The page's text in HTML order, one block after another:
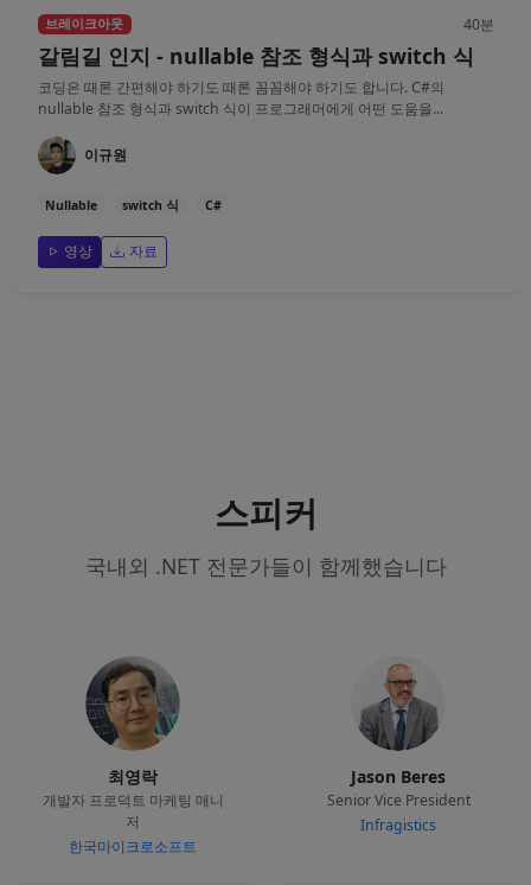
브레이크아웃 40분
갈림길 인지 - nullable 참조 형식과 switch 식
코딩은 때론 간편해야 하기도 때론 꼼꼼해야 하기도 합니다. C#의
nullable 참조 형식과 switch 식이 프로그래머에게 어떤 도움을...
이규원
Nullable switch 식 C#
영상 자료
스피커
국내외 .NET 전문가들이 함께했습니다
최영락
개발자 프로덕트 마케팅 매니
저
한국마이크로소프트
Jason Beres
Senior Vice President
Infragistics